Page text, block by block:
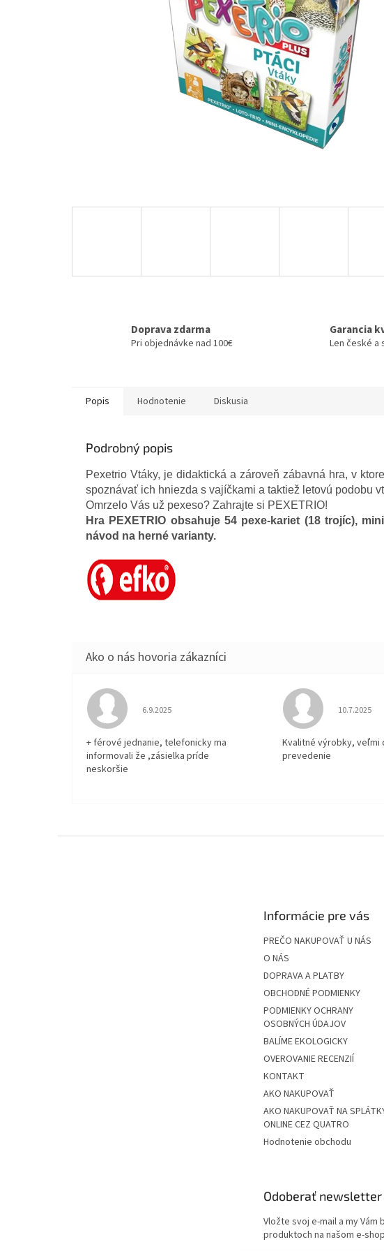
Doprava zdarma
Pri objednávke nad 100€
Garancia
Len české a
Popis Hodnotenie Diskusia
Podrobný popis
Pexetrio Vtáky, je didaktická a zároveň zábavná hra, v
spoznávať ich hniezda s vajíčkami a taktiež letovú podobu
Omrzelo Vás už pexeso? Zahrajte si PEXETRIO!
Hra PEXETRIO obsahuje 54 pexe-kariet (18 trojíc),
návod na herné varianty.
Hodnotenie obchodu je 5 z 5 hviezdičiek.
6.9.2025
+ férové jednanie, telefonicky ma
informovali že ,zásielka príde
neskoršie
10.7.2025
Kvalitné výrobky, veľmi
prevedenie
Informácie pre vás
PREČO NAKUPOVAŤ U NÁS
O NÁS
DOPRAVA A PLATBY
OBCHODNÉ PODMIENKY
PODMIENKY OCHRANY
OSOBNÝCH ÚDAJOV
BALÍME EKOLOGICKY
OVEROVANIE RECENZIÍ
KONTAKT
AKO NAKUPOVAŤ
AKO NAKUPOVAŤ NA
ONLINE CEZ QUATRO
Hodnotenie obchodu
Odoberať newsletter
Vložte svoj e-mail a my
produktoch na našom e-